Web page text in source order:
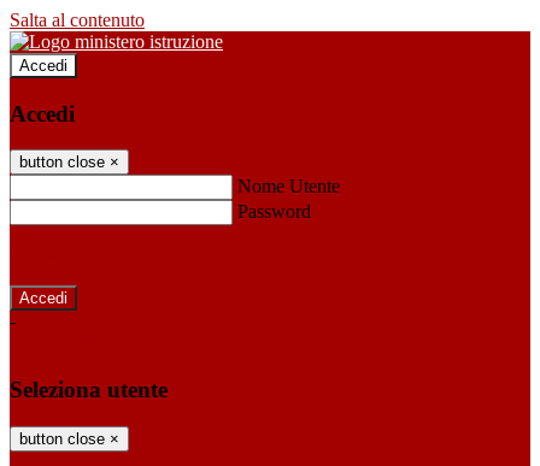
Salta al contenuto
Accedi
Accedi
button close ×
Nome Utente
Password
-
Seleziona utente
button close ×